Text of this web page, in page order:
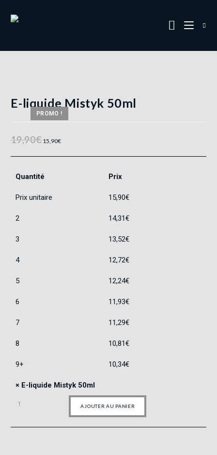
PROMO !
E-liquide Mistyk 50ml
19,90€ 15,90€
Quantité Prix
Prix unitaire 15,90€
2 14,31€
3 13,52€
4 12,72€
5 12,24€
6 11,93€
7 11,29€
8 10,81€
9+ 10,34€
× E-liquide Mistyk 50ml
AJOUTER AU PANIER